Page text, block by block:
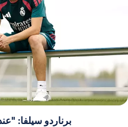
برناردو سيلفا: